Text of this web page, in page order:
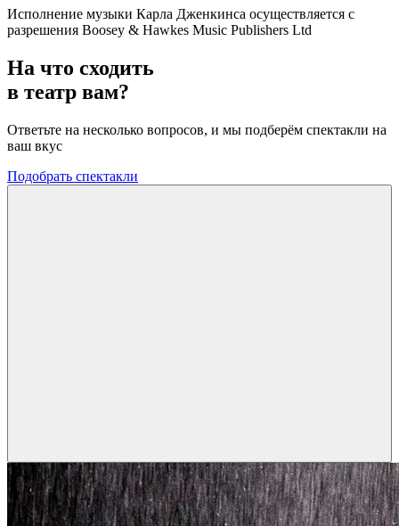
Исполнение музыки Карла Дженкинса осуществляется с
разрешения Boosey & Hawkes Music Publishers Ltd
На что сходить
в театр вам?
Ответьте на несколько вопросов, и мы подберём спектакли на
ваш вкус
Подобрать спектакли